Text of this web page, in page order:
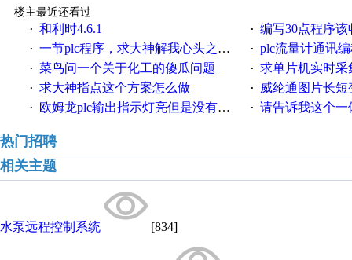
楼主最近还看过
· 和利时4.6.1 · 编写30点程序
· 一节plc程序，求大神解我心头之惑，感谢 · plc流量计通讯
· 菜鸟问一个关于化工的傻瓜问题 · 求单片机实时采集多路AB
· 求大神指点这个方案怎么做 · 威纶通图片长
· 欧姆龙plc输出指示灯亮但是没有输出电压 · 请告诉我这个一体机的
热门招聘
相关主题
水泵远程控制系统 [834]